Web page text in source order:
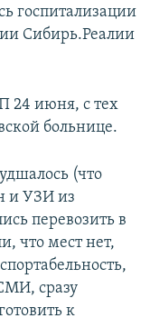
госпитализации
Сибирь.Реалии
24 июня, с тех
больнице.
(что
и УЗИ из
перевозить в
что мест нет,
сразу
к